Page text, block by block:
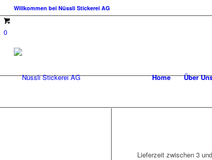
Willkommen bei Nüssli Stickerei AG
0
Home Über
Lieferzeit zwischen 3